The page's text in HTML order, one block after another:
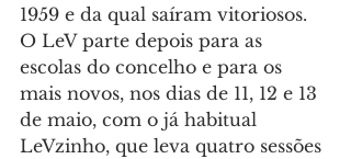
1959 e da qual saíram vitoriosos.
O LeV parte depois para as
escolas do concelho e para os
mais novos, nos dias de 11, 12 e 13
de maio, com o já habitual
LeVzinho, que leva quatro sessões